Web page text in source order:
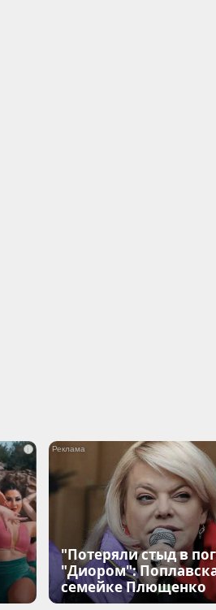
i
"Потеряли стыд в
"Диором":
семейке Плющенко